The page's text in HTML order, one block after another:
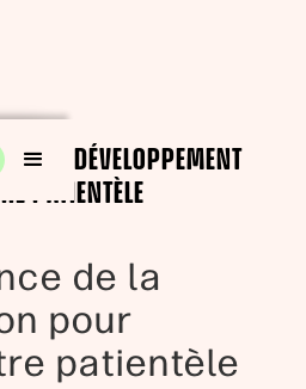
LE DÉVELOPPEMENT
PATIENTÈLE
de la
pour
patientèle